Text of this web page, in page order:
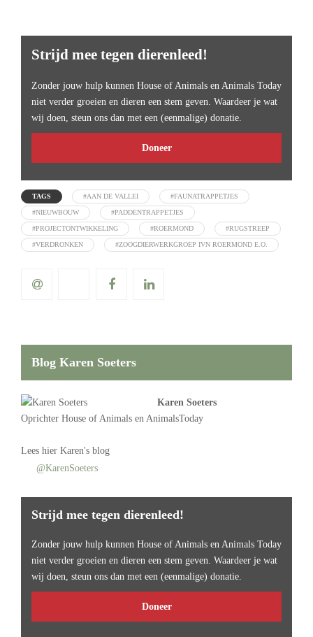
Strijd mee tegen dierenleed!
Zonder jouw hulp kunnen House of Animals en Animals Today
niet verder groeien en dieren een stem geven. Waardeer je wat
wij doen, steun ons dan met een (eenmalige) donatie.
Doneer
TAGS #AAN DE VALLEI #FAUNATRAPPETJES
#NIEUWBOUW #PADDENTRAPPETJES
#PROJECTONTWIKKELING #ROERMOND #RUGSTREEP
#VERDRONKEN #ZOOGDIERWERKGROEP IVN ROERMOND E.O.
Blog Karen Soeters
Karen Soeters
Oprichter House of Animals en AnimalsToday
Lees hier Karen's blog
@KarenSoeters
Strijd mee tegen dierenleed!
Zonder jouw hulp kunnen House of Animals en Animals Today
niet verder groeien en dieren een stem geven. Waardeer je wat
wij doen, steun ons dan met een (eenmalige) donatie.
Doneer